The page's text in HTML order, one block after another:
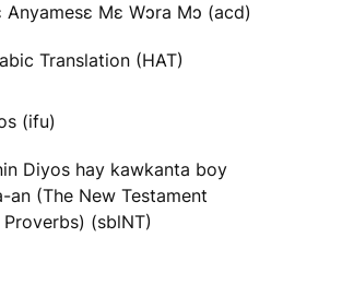
Mɛ Wɔra Mɔ (acd)
Translation (HAT)
(ifu)
Diyos hay kawkanta boy
an (The New Testament
Proverbs) (sblNT)